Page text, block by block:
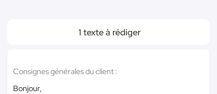
1 texte à rédiger
Consignes générales du client :
Bonjour,